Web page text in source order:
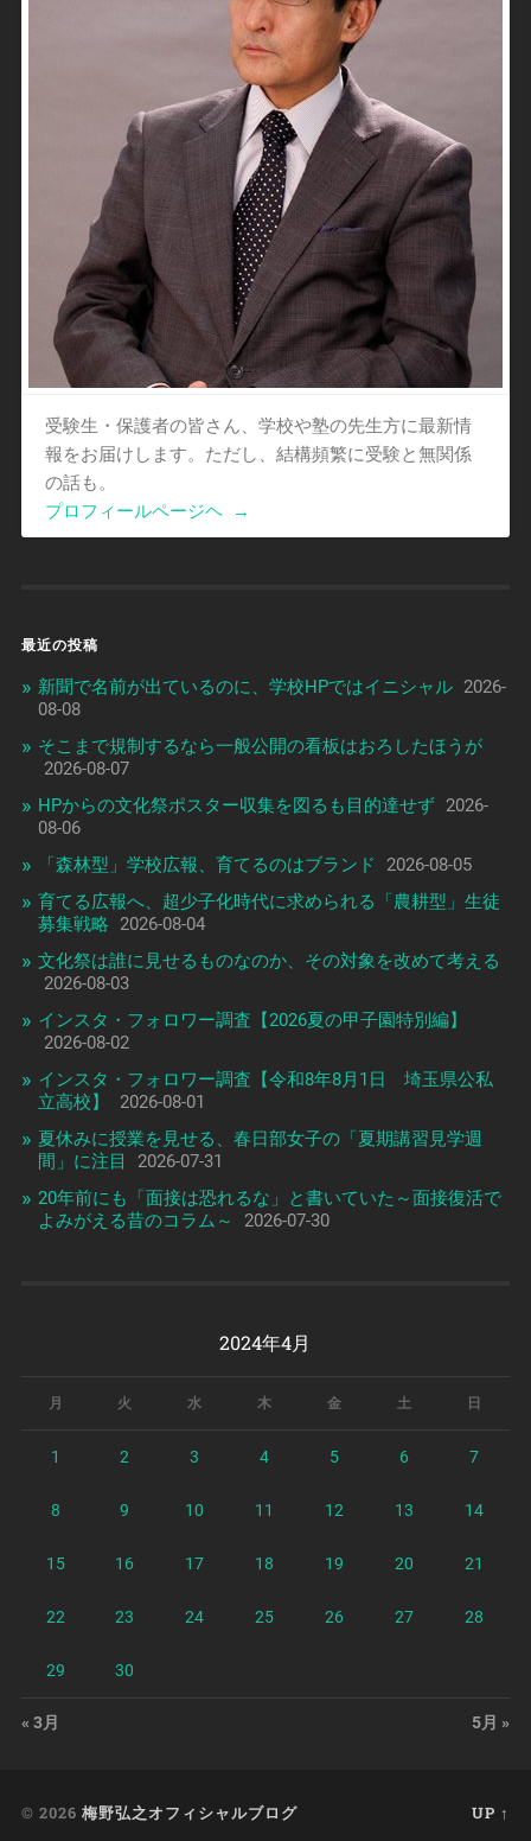
受験生・保護者の皆さん、学校や塾の先生方に最新情
報をお届けします。ただし、結構頻繁に受験と無関係
の話も。
プロフィールページヘ
→
最近の投稿
新聞で名前が出ているのに、学校HPではイニシャル 2026-
08-08
そこまで規制するなら一般公開の看板はおろしたほうが
2026-08-07
HPからの文化祭ポスター収集を図るも目的達せず
2026-
08-06
「森林型」学校広報、育てるのはブランド
2026-08-05
育てる広報へ、超少子化時代に求められる「農耕型」生徒
募集戦略
2026-08-04
文化祭は誰に見せるものなのか、その対象を改めて考える
2026-08-03
インスタ・フォロワー調査【2026夏の甲子園特別編】
2026-08-02
インスタ・フォロワー調査【令和8年8月1日 埼玉県公私
立高校】
2026-08-01
夏休みに授業を見せる、春日部女子の「夏期講習見学週
間」に注目
2026-07-31
20年前にも「面接は恐れるな」と書いていた～面接復活で
よみがえる昔のコラム～
2026-07-30
2024年4月
月 火 水 木 金 土 日
1 2 3 4 5 6 7
8 9 10 11 12 13 14
15 16 17 18 19 20 21
22 23 24 25 26 27 28
29 30
« 3月 5月 »
© 2026 梅野弘之オフィシャルブログ UP ↑